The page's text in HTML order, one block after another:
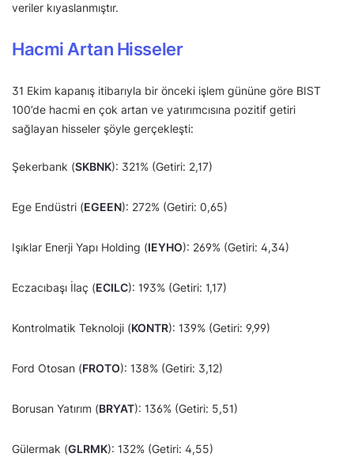
veriler kıyaslanmıştır.
Hacmi Artan Hisseler
31 Ekim kapanış itibarıyla bir önceki işlem gününe göre BIST
100’de hacmi en çok artan ve yatırımcısına pozitif getiri
sağlayan hisseler şöyle gerçekleşti:
Şekerbank (SKBNK): 321% (Getiri: 2,17)
Ege Endüstri (EGEEN): 272% (Getiri: 0,65)
Işıklar Enerji Yapı Holding (IEYHO): 269% (Getiri: 4,34)
Eczacıbaşı İlaç (ECILC): 193% (Getiri: 1,17)
Kontrolmatik Teknoloji (KONTR): 139% (Getiri: 9,99)
Ford Otosan (FROTO): 138% (Getiri: 3,12)
Borusan Yatırım (BRYAT): 136% (Getiri: 5,51)
Gülermak (GLRMK): 132% (Getiri: 4,55)